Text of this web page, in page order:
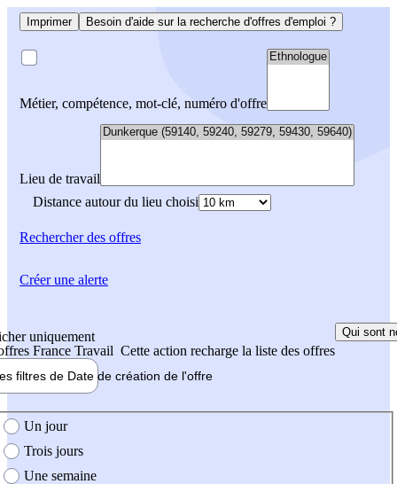
Imprimer Besoin d'aide sur la recherche d'offres d'emploi ?
Métier, compétence, mot-clé, numéro d'offre
Lieu de travail
Distance autour du lieu choisi
Rechercherdes offres
uniquement
France Travail Cette action recharge la liste des offres
Qui sont
filtres de Date de création de l'offre
création de l'offre
Un jour
Trois jours
Une semaine
Créer une alerte